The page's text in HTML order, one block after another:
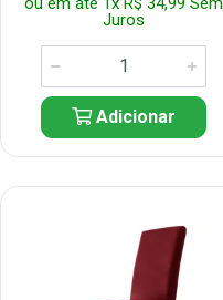
Juros
Adicionar